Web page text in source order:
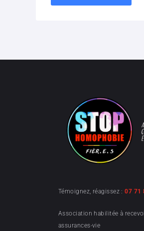
Témoignez, réagissez :07 71
Association habilitée à
assurances-vie